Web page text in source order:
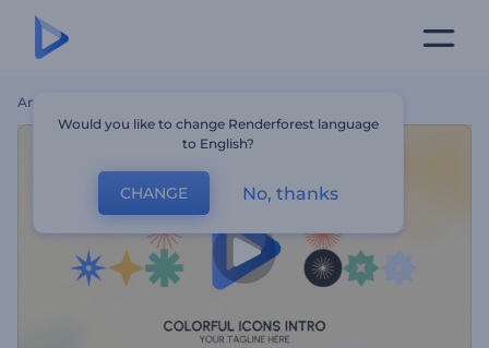
Ana Sayfa
Would you like to change Renderforest language
to English?
CHANGE No, thanks